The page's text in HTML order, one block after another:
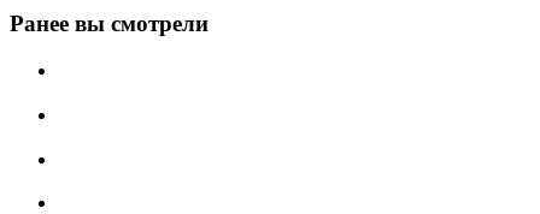
Ранее вы смотрели